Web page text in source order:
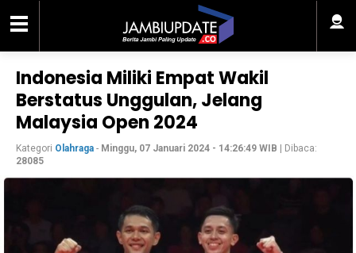
Indonesia Miliki Empat Wakil
Berstatus Unggulan, Jelang
Malaysia Open 2024
Kategori Olahraga - Minggu, 07 Januari 2024 - 14:26:49 WIB | Dibaca:
28085